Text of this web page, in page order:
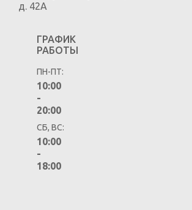
д. 42А
ГРАФИК
РАБОТЫ
ПН-ПТ:
10:00
-
20:00
СБ, ВС:
10:00
-
18:00